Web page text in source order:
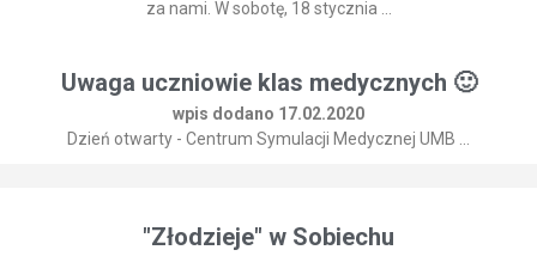
za nami. W sobotę, 18 stycznia ...
Uwaga uczniowie klas medycznych 🙂
wpis dodano 17.02.2020
Dzień otwarty - Centrum Symulacji Medycznej UMB ...
"Złodzieje" w Sobiechu